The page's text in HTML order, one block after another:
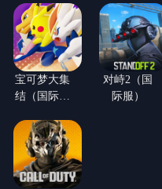
联动】(国
际服)
游）
宝可梦大集
结（国际体
对峙2（国
际服）